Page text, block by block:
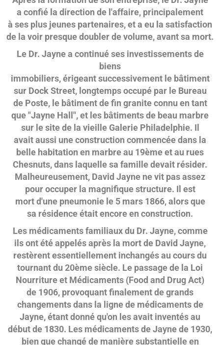
a confié la direction de l'affaire, principalement
à ses plus jeunes partenaires, et a eu la satisfaction
de la voir presque doubler de volume, avant sa mort.
Le Dr. Jayne a continué ses investissements de
biens
immobiliers, érigeant successivement le bâtiment
sur Dock Street, longtemps occupé par le Bureau
de Poste, le bâtiment de fin granite connu en tant
que "Jayne Hall", et les bâtiments de beau marbre
sur le site de la vieille Galerie Philadelphie. Il
avait aussi une construction commencée dans la
belle habitation en marbre au 19ème et au rues
Chesnuts, dans laquelle sa famille devait résider.
Malheureusement, David Jayne ne vit pas assez
pour occuper la magnifique structure. Il est
mort d'une pneumonie le 5 mars 1866, alors que
sa résidence était encore en construction.
Les médicaments familiaux du Dr. Jayne, comme
ils ont été appelés après la mort de David Jayne,
restèrent essentiellement inchangés au cours du
tournant du 20ème siècle. Le passage de la Loi
Nourriture et Médicaments (Food and Drug Act)
de 1906, provoquant finalement de grands
changements dans la ligne de médicaments de
Jayne, étant donné qu'on les avait inventés au
début de 1830. Les médicaments de Jayne de 1930,
bien que changé de manière substantielle en